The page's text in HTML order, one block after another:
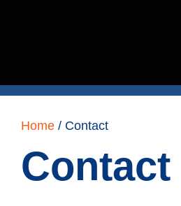
Home / Contact
Contact